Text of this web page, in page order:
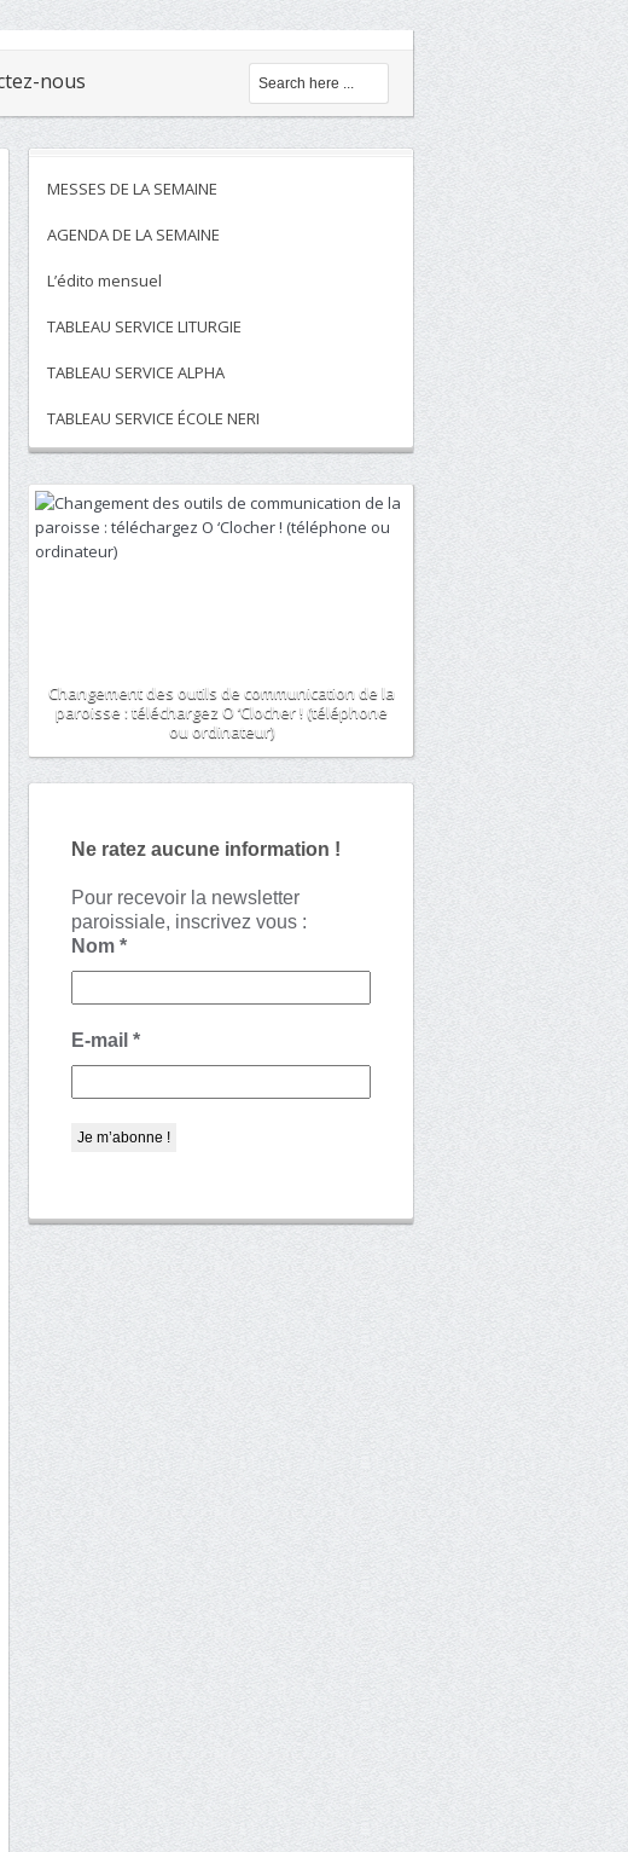
nous
MESSES DE LA SEMAINE
AGENDA DE LA SEMAINE
L’édito mensuel
TABLEAU SERVICE LITURGIE
TABLEAU SERVICE ALPHA
TABLEAU SERVICE ÉCOLE NERI
Changement des outils de communication de la
paroisse : téléchargez O ‘Clocher ! (téléphone
ou ordinateur)
Ne ratez aucune information !
Pour recevoir la newsletter
paroissiale, inscrivez vous :
Nom *
E-mail *